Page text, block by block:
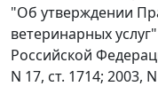
"Об утверждении
ветеринарных
Российской
N 17, ст. 1714; 2003,